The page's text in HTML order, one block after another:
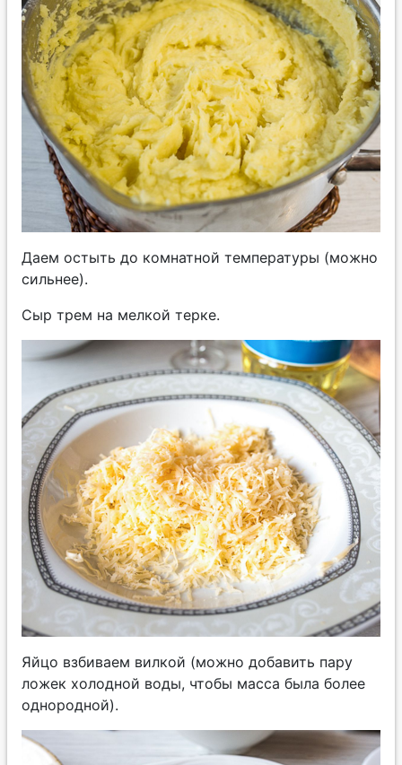
Даем остыть до комнатной температуры (можно
сильнее).
Сыр трем на мелкой терке.
Яйцо взбиваем вилкой (можно добавить пару
ложек холодной воды, чтобы масса была более
однородной).